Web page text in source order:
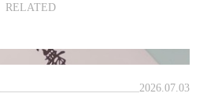
RELATED
2026.07.03